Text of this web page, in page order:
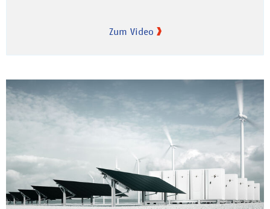
Zum Video